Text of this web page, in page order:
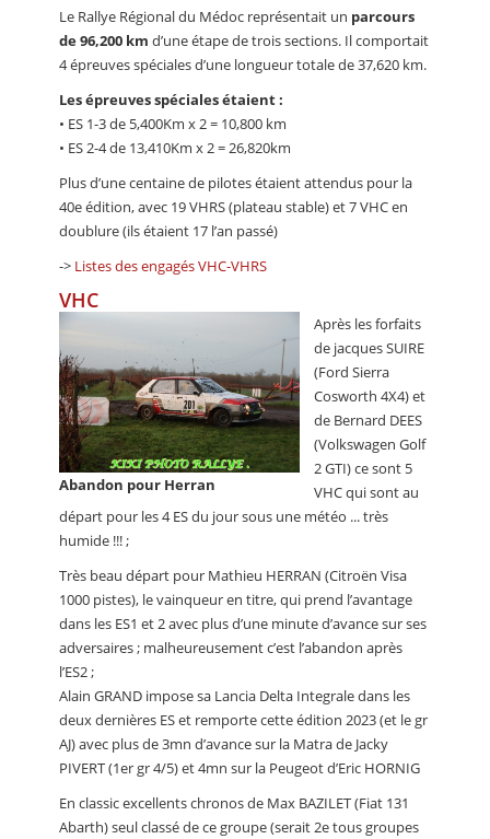
Le Rallye Régional du Médoc représentait un parcours
de 96,200 km d’une étape de trois sections. Il comportait
4 épreuves spéciales d’une longueur totale de 37,620 km.
Les épreuves spéciales étaient :
• ES 1-3 de 5,400Km x 2 = 10,800 km
• ES 2-4 de 13,410Km x 2 = 26,820km
Plus d’une centaine de pilotes étaient attendus pour la
40e édition, avec 19 VHRS (plateau stable) et 7 VHC en
doublure (ils étaient 17 l’an passé)
-> Listes des engagés VHC-VHRS
VHC
Abandon pour Herran
Après les forfaits
de jacques SUIRE
(Ford Sierra
Cosworth 4X4) et
de Bernard DEES
(Volkswagen Golf
2 GTI) ce sont 5
VHC qui sont au
départ pour les 4 ES du jour sous une météo ... très
humide !!! ;
Très beau départ pour Mathieu HERRAN (Citroën Visa
1000 pistes), le vainqueur en titre, qui prend l’avantage
dans les ES1 et 2 avec plus d’une minute d’avance sur ses
adversaires ; malheureusement c’est l’abandon après
l’ES2 ;
Alain GRAND impose sa Lancia Delta Integrale dans les
deux dernières ES et remporte cette édition 2023 (et le gr
AJ) avec plus de 3mn d’avance sur la Matra de Jacky
PIVERT (1er gr 4/5) et 4mn sur la Peugeot d’Eric HORNIG
En classic excellents chronos de Max BAZILET (Fiat 131
Abarth) seul classé de ce groupe (serait 2e tous groupes